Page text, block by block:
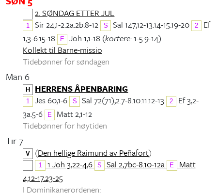
2. SØNDAG ETTER JUL
1 Sir 24,1-2.2a.2b.8-12 S Sal 147,12-13.14-15.19-20 2
Ef
1,3-6.15-18
E Joh 1,1-18 (kortere:1-5.9-14)
Kollekt til Barne-missio
Tidebønner for søndagen
Man 6
H HERRENS ÅPENBARING
1 Jes 60,1-6 S Sal 72(71),2.7-8.10.11.12-13 2
Ef 3,2-
3a.5-6
E
Matt 2,1-12
Tidebønner for høytiden
Tir 7
V (Den hellige Raimund av Peñafort)
1 1 Joh 3,22-4,6 S Sal 2,7bc-8.10-12a E Matt
4,12-17.23-25
I Dominikanerordenen: